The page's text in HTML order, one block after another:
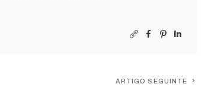
ARTIGO SEGUINTE